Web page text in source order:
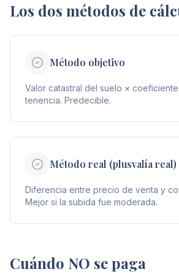
Los dos métodos de
Método objetivo
Valor catastral del suelo ×
tenencia. Predecible.
Método real (plusvalía real)
Diferencia entre precio de venta y
Mejor si la subida fue moderada.
Cuándo NO se paga